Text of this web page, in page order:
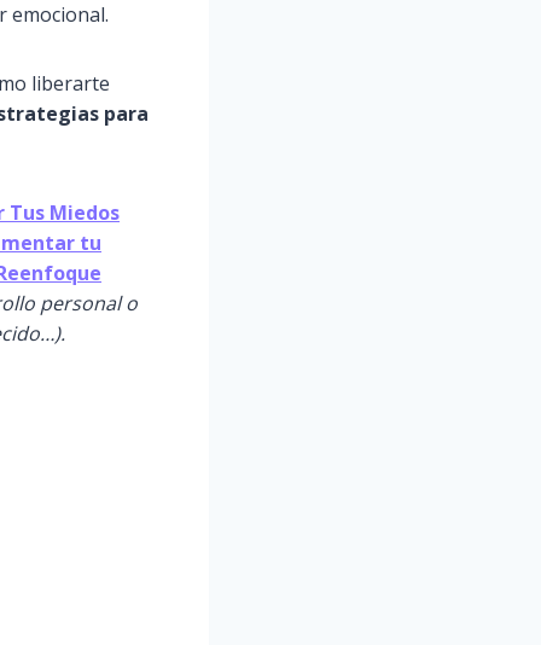
emocional.
liberarte
para
Tus Miedos
tu
personal o